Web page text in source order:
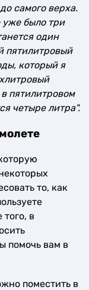
самого верха.
уже было три
один
пятилитровый
который я
пятилитровом
четыре литра".
то, как
в
помочь вам в
поместить в